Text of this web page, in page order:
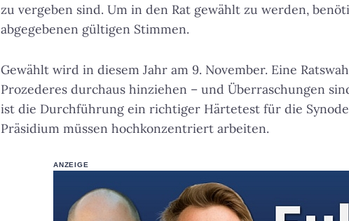
zu vergeben sind. Um in den Rat gewählt zu werden,
abgegebenen gültigen Stimmen.
Gewählt wird in diesem Jahr am 9. November. Eine
Prozederes durchaus hinziehen – und Überraschungen
ist die Durchführung ein richtiger Härtetest für die
Präsidium müssen hochkonzentriert arbeiten.
ANZEIGE